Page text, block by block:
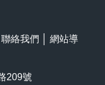
聯絡我們
網站導
209號